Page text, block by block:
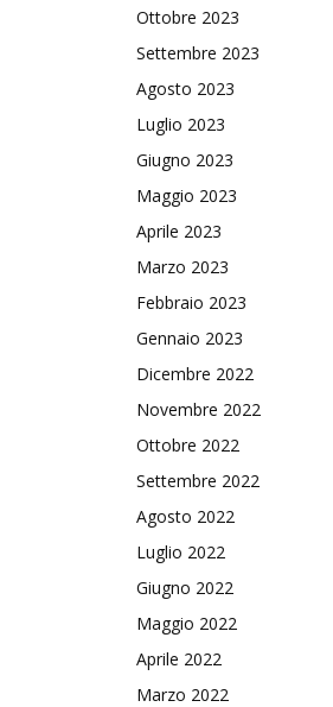
Ottobre 2023
Settembre 2023
Agosto 2023
Luglio 2023
Giugno 2023
Maggio 2023
Aprile 2023
Marzo 2023
Febbraio 2023
Gennaio 2023
Dicembre 2022
Novembre 2022
Ottobre 2022
Settembre 2022
Agosto 2022
Luglio 2022
Giugno 2022
Maggio 2022
Aprile 2022
Marzo 2022